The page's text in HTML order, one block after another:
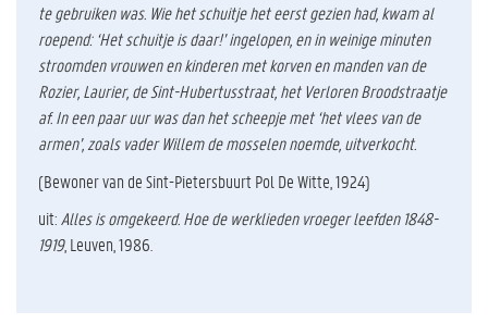
te gebruiken was. Wie het schuitje het eerst gezien had, kwam al
roepend: ‘Het schuitje is daar!’ ingelopen, en in weinige minuten
stroomden vrouwen en kinderen met korven en manden van de
Rozier, Laurier, de Sint-Hubertusstraat, het Verloren Broodstraatje
af. In een paar uur was dan het scheepje met ‘het vlees van de
armen’, zoals vader Willem de mosselen noemde, uitverkocht.
(Bewoner van de Sint-Pietersbuurt Pol De Witte, 1924)
uit:Alles is omgekeerd. Hoe de werklieden vroeger leefden 1848-
1919, Leuven, 1986.